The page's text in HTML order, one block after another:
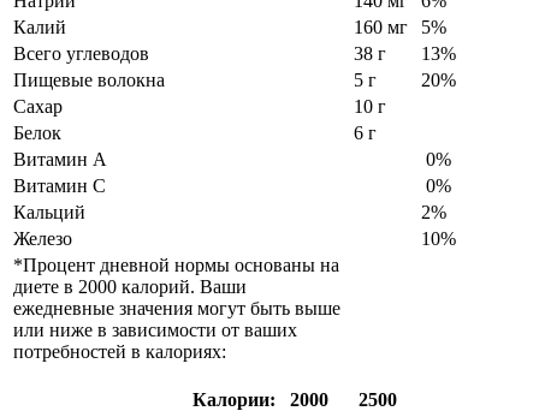
Калий
160 мг
5%
Всего углеводов
38 г
13%
Пищевые волокна
5 г
20%
Сахар
10 г
Белок
6 г
Витамин А
0%
Витамин С
0%
Кальций
2%
Железо
10%
*Процент дневной нормы основаны на
диете в 2000 калорий. Ваши
ежедневные значения могут быть выше
или ниже в зависимости от ваших
потребностей в калориях:
Калории: 2000
2500